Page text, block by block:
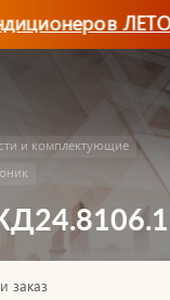
и комплектующие
заказ